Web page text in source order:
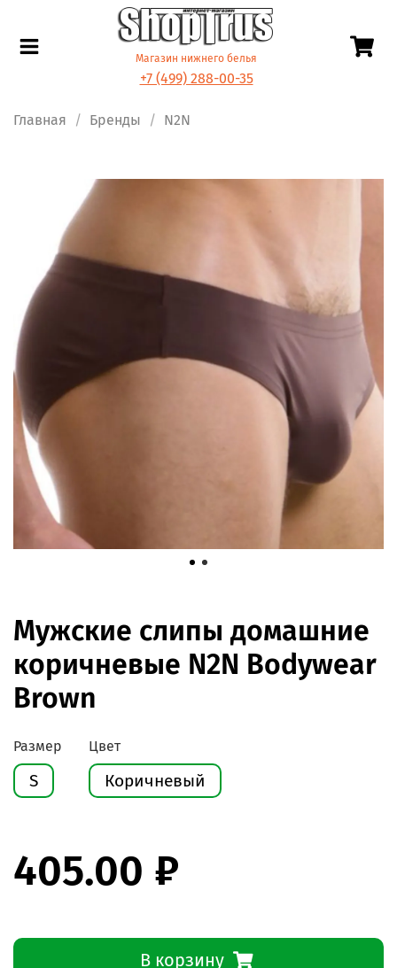
Магазин нижнего белья
+7 (499) 288-00-35
Главная Бренды N2N
Мужские слипы домашние
коричневые N2N Bodywear
Brown
Размер
S
Цвет
Коричневый
405.00 ₽
В корзину